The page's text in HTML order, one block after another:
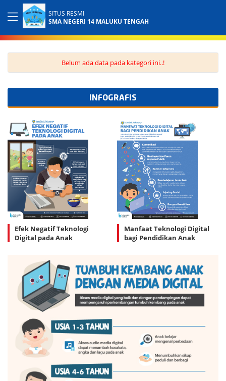
SITUS RESMI
SMA NEGERI 14 MALUKU TENGAH
Belum ada data pada kategori ini..!
INFOGRAFIS
Efek Negatif Teknologi
Digital pada Anak
Manfaat Teknologi Digital
bagi Pendidikan Anak